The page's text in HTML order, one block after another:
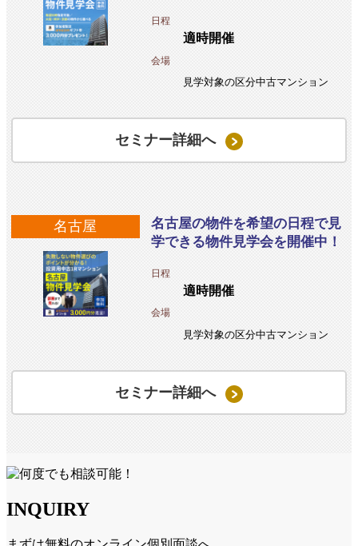
日程
適時開催
会場
見学対象の区分中古マンション
セミナー詳細へ
名古屋
名古屋の物件を希望の日程で見
学できる物件見学会を開催中！
日程
適時開催
会場
見学対象の区分中古マンション
セミナー詳細へ
INQUIRY